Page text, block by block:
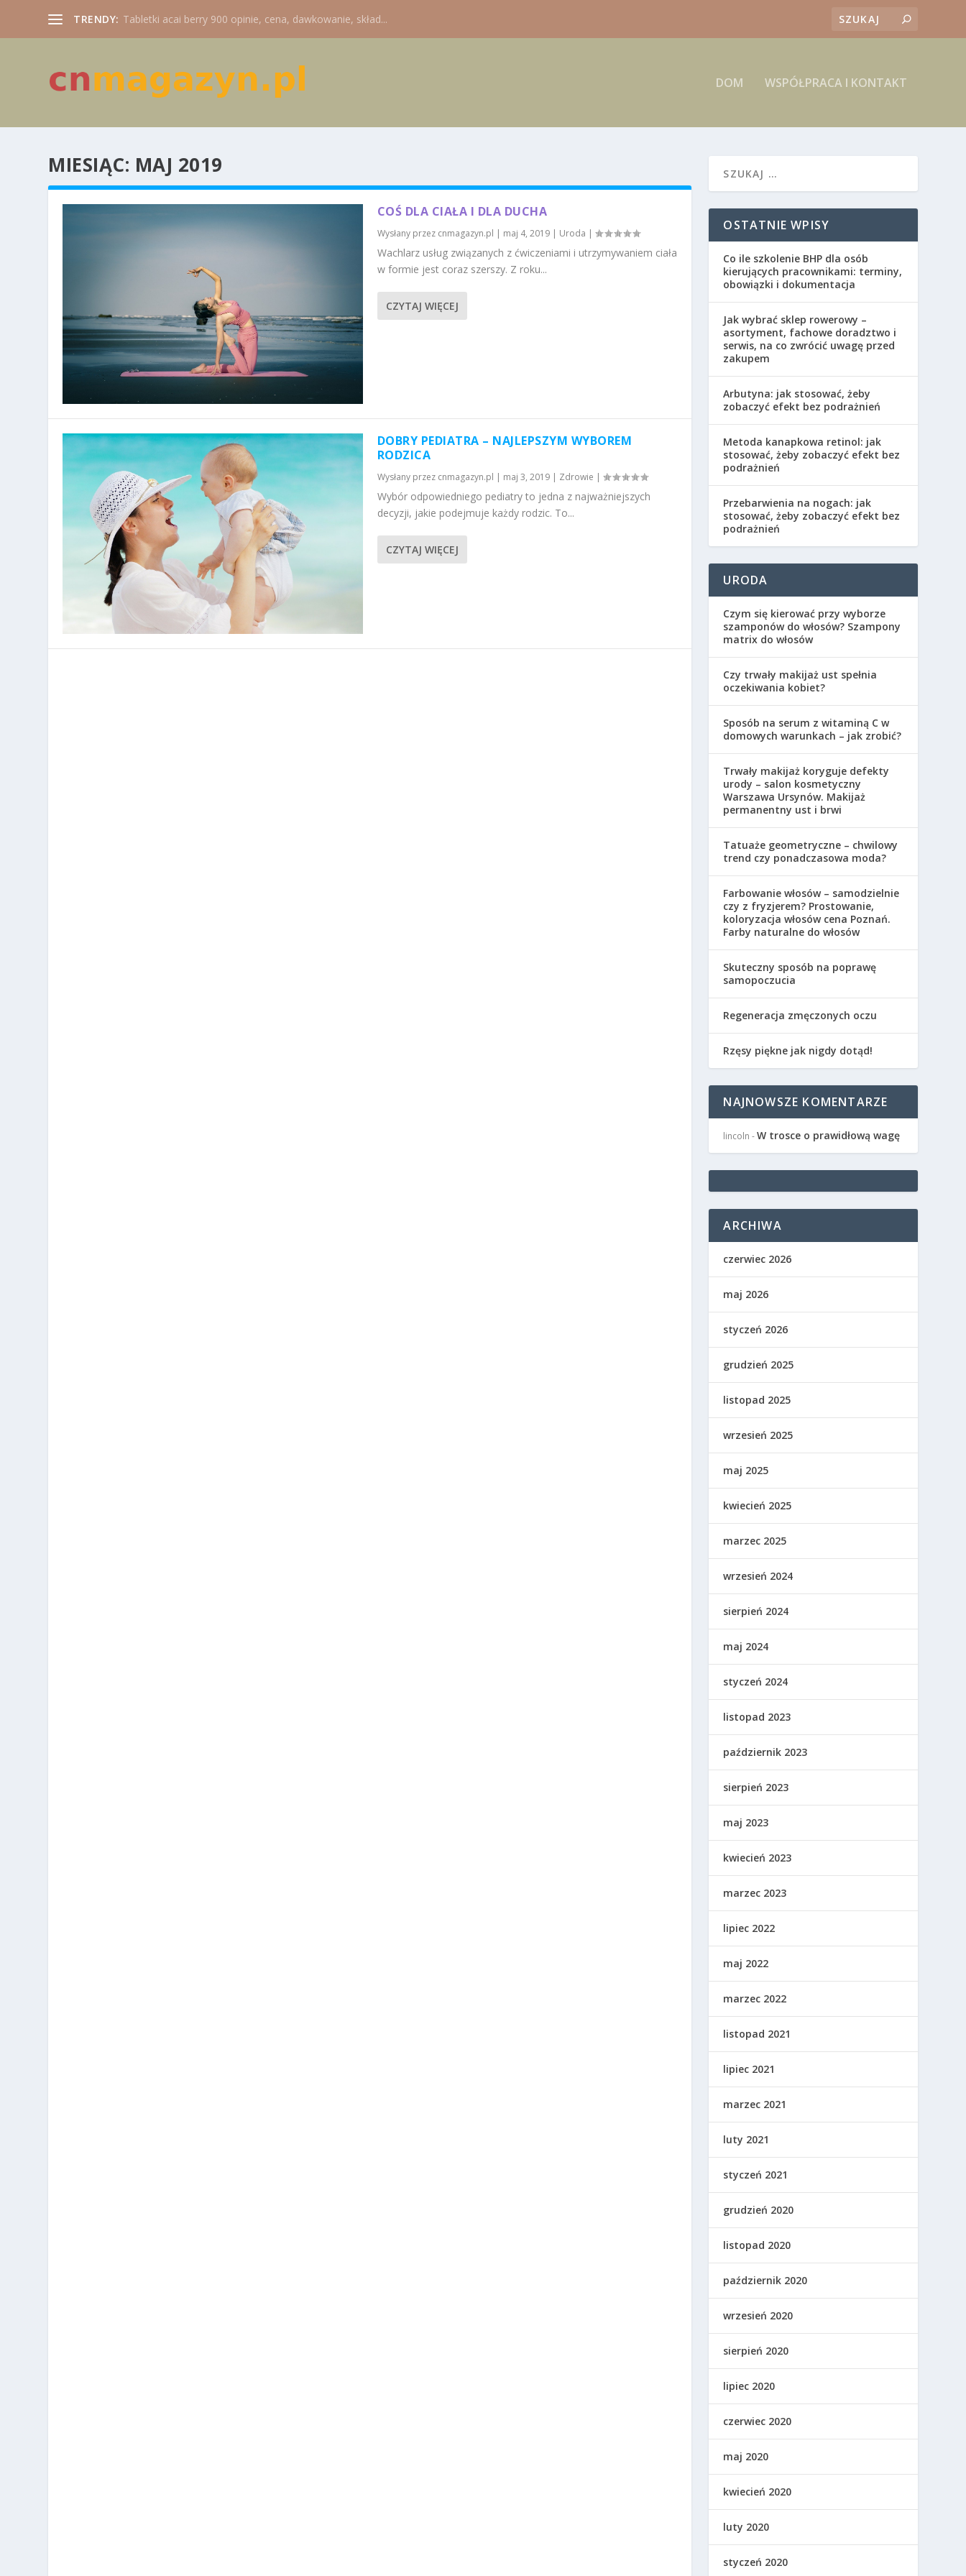
TRENDY: Tabletki acai berry 900 opinie, cena, dawkowanie, skład...
DOM WSPÓŁPRACA I KONTAKT
MIESIĄC: MAJ 2019
COŚ DLA CIAŁA I DLA DUCHA
Wysłany przez cnmagazyn.pl | maj 4, 2019| Uroda |
Wachlarz usług związanych z ćwiczeniami i utrzymywaniem ciała
w formie jest coraz szerszy. Z roku...
CZYTAJ WIĘCEJ
DOBRY PEDIATRA – NAJLEPSZYM WYBOREM
RODZICA
Wysłany przez cnmagazyn.pl | maj 3, 2019| Zdrowie |
Wybór odpowiedniego pediatry to jedna z najważniejszych
decyzji, jakie podejmuje każdy rodzic. To...
CZYTAJ WIĘCEJ
OSTATNIE WPISY
Co ile szkolenie BHP dla osób
kierujących pracownikami: terminy,
obowiązki i dokumentacja
Jak wybrać sklep rowerowy –
asortyment, fachowe doradztwo i
serwis, na co zwrócić uwagę przed
zakupem
Arbutyna: jak stosować, żeby
zobaczyć efekt bez podrażnień
Metoda kanapkowa retinol: jak
stosować, żeby zobaczyć efekt bez
podrażnień
Przebarwienia na nogach: jak
stosować, żeby zobaczyć efekt bez
podrażnień
URODA
Czym się kierować przy wyborze
szamponów do włosów? Szampony
matrix do włosów
Czy trwały makijaż ust spełnia
oczekiwania kobiet?
Sposób na serum z witaminą C w
domowych warunkach – jak zrobić?
Trwały makijaż koryguje defekty
urody – salon kosmetyczny
Warszawa Ursynów. Makijaż
permanentny ust i brwi
Tatuaże geometryczne – chwilowy
trend czy ponadczasowa moda?
Farbowanie włosów – samodzielnie
czy z fryzjerem? Prostowanie,
koloryzacja włosów cena Poznań.
Farby naturalne do włosów
Skuteczny sposób na poprawę
samopoczucia
Regeneracja zmęczonych oczu
Rzęsy piękne jak nigdy dotąd!
NAJNOWSZE KOMENTARZE
lincoln -W trosce o prawidłową wagę
ARCHIWA
czerwiec 2026
maj 2026
styczeń 2026
grudzień 2025
listopad 2025
wrzesień 2025
maj 2025
kwiecień 2025
marzec 2025
wrzesień 2024
sierpień 2024
maj 2024
styczeń 2024
listopad 2023
październik 2023
sierpień 2023
maj 2023
kwiecień 2023
marzec 2023
lipiec 2022
maj 2022
marzec 2022
listopad 2021
lipiec 2021
marzec 2021
luty 2021
styczeń 2021
grudzień 2020
listopad 2020
październik 2020
wrzesień 2020
sierpień 2020
lipiec 2020
czerwiec 2020
maj 2020
kwiecień 2020
luty 2020
styczeń 2020